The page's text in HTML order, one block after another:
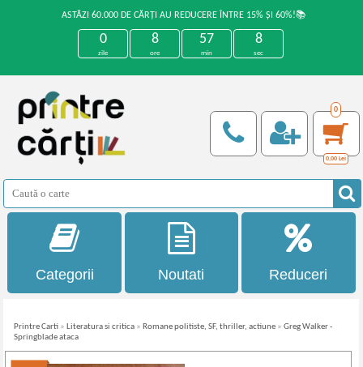
ASTĂZI 60.000 DE CĂRȚI AU REDUCERE ÎNTRE 15% ȘI 60%!📚
0
zile
8
ore
57
min
7
sec
0
0,00 Lei
Categorii Noutati Reduceri
Printre Carti » Literatura si critica » Romane politiste, SF, thriller, actiune »Greg Walker -
Springblade ataca